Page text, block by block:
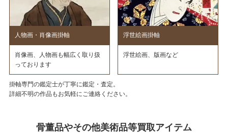
人物画・肖像画掛軸
肖像画、人物画も幅広く取り扱
っております
浮世絵画掛軸
浮世絵画、版画など
掛軸専門の鑑定士が丁寧に鑑定・査定。
詳細不明の作品もお気軽にご連絡ください。
骨董品やその他美術品等買取アイテム